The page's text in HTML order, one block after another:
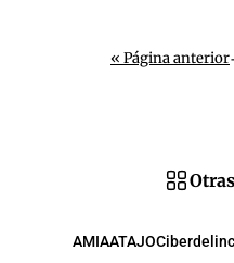
« Página anterior
AMIAATAJO